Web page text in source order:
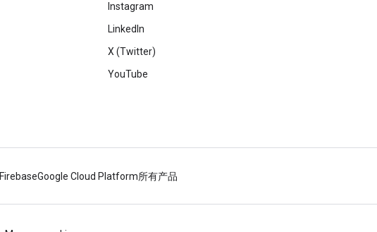
Instagram
LinkedIn
X (Twitter)
YouTube
FirebaseGoogle Cloud Platform所有产品